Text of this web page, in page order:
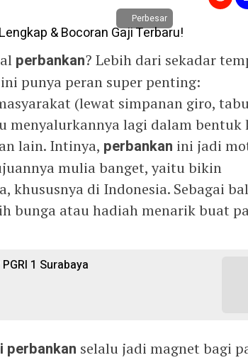
Perbesar
perbankan? Lebih dari sekadar
punya peran super penting:
(lewat simpanan giro,
menyalurkannya lagi dalam bentuk
lain. Intinya, perbankan ini jadi
mulia banget, yaitu bikin
khususnya di Indonesia. Sebagai
bunga atau hadiah menarik buat
1 Surabaya
perbankan selalu jadi magnet bagi